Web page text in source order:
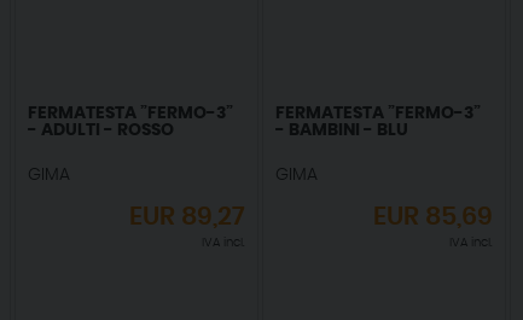
FERMATESTA ”FERMO-3”
- ADULTI - ROSSO
GIMA
EUR 89,27
IVA incl.
FERMATESTA ”FERMO-3”
- BAMBINI - BLU
GIMA
EUR 85,69
IVA incl.